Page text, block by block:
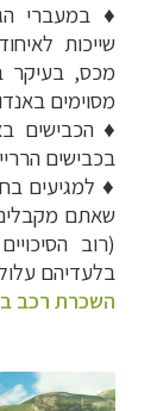
♦ במעברי
שייכות
מכס, בעיקר
מסוימים
♦ הכבישים
בכבישים
שאתם
(רוב
בלעדיהם
השכרת רכב